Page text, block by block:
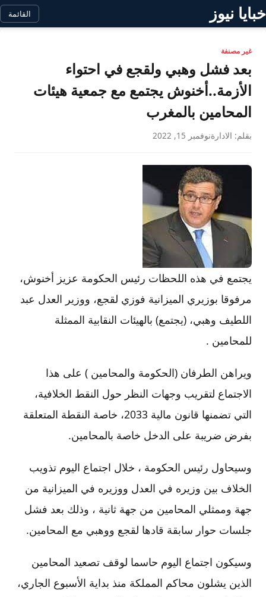
خبايا نيوز القائمة
غير مصنفة
بعد فشل وهبي ولقجع في احتواء
الأزمة..أخنوش يجتمع مع جمعية هيئات
المحامين بالمغرب
بقلم: الادارةنوفمبر 15, 2022
يجتمع في هذه اللحظات رئيس الحكومة عزيز أخنوش،
مرفوقا بوزيري الميزانية فوزي لقجع، ووزير العدل عبد
اللطيف وهبي، (يجتمع) بالهيئات النقابية الممثلة
للمحامين .
ويراهن الطرفان (الحكومة والمحامين ) على هذا
الاجتماع لتقريب وجهات النظر حول النقط الخلافية،
التي تضمنها قانون مالية 2033، خاصة النقطة المتعلقة
بفرض ضريبة على الدخل خاصة بالمحامين.
وسيحاول رئيس الحكومة ، خلال اجتماع اليوم تذويب
الخلاف بين وزيره في العدل ووزيره في الميزانية من
جهة وممثلي المحامين من جهة ثانية ، وذلك بعد فشل
جلسات حوار سابقة قادها لقجع ووهبي مع المحامين.
وسيكون اجتماع اليوم حاسما لوقف تصعيد المحامين
الذين يشلون محاكم المملكة منذ بداية الأسبوع الجاري،